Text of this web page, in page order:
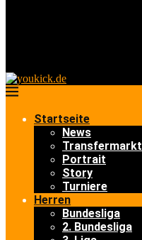
Startseite
News
Transfermarkt
Portrait
Story
Turniere
Herren
Bundesliga
2. Bundesliga